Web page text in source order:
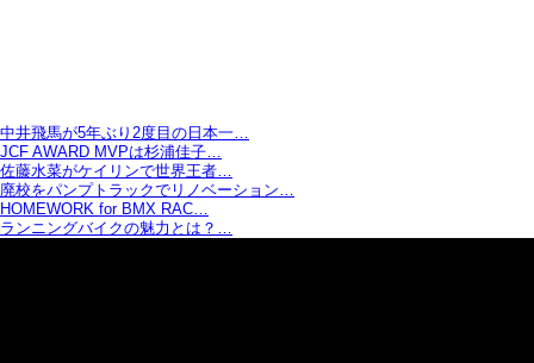
中井飛馬が5年ぶり2度目の日本一…
JCF AWARD MVPは杉浦佳子…
佐藤水菜がケイリンで世界王者…
廃校をパンプトラックでリノベーション…
HOMEWORK for BMX RAC…
ランニングバイクの魅力とは？…